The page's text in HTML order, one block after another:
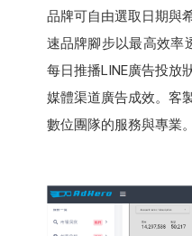
品牌可自由選取日期與
速品牌腳步以最高效率
每日推播LINE廣告投放
媒體渠道廣告成效。客
數位團隊的服務與專業。